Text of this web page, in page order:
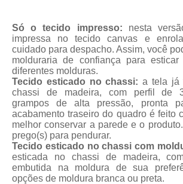
Só o tecido impresso: nesta
impressa no tecido canvas e
cuidado para despacho. Assim, você
molduraria de confiança para
diferentes molduras.
Tecido esticado no chassi: a tela já
chassi de madeira, com perfil de
grampos de alta pressão, pronta
acabamento traseiro do quadro é feito
melhor conservar a parede e o
prego(s) para pendurar.
Tecido esticado no chassi com
esticada no chassi de madeira,
embutida na moldura de sua
opções de moldura branca ou preta.